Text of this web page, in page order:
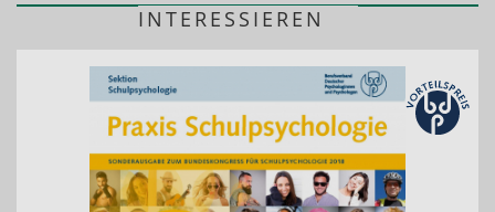
INTERESSIEREN